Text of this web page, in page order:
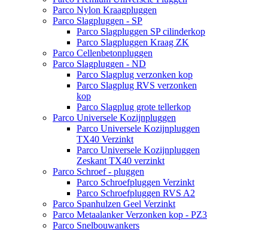
Parco Nylon Kraagpluggen
Parco Slagpluggen - SP
Parco Slagpluggen SP cilinderkop
Parco Slagpluggen Kraag ZK
Parco Cellenbetonpluggen
Parco Slagpluggen - ND
Parco Slagplug verzonken kop
Parco Slagplug RVS verzonken
kop
Parco Slagplug grote tellerkop
Parco Universele Kozijnpluggen
Parco Universele Kozijnpluggen
TX40 Verzinkt
Parco Universele Kozijnpluggen
Zeskant TX40 verzinkt
Parco Schroef - pluggen
Parco Schroefpluggen Verzinkt
Parco Schroefpluggen RVS A2
Parco Spanhulzen Geel Verzinkt
Parco Metaalanker Verzonken kop - PZ3
Parco Snelbouwankers